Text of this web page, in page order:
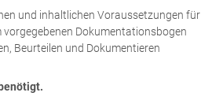
und inhaltlichen Voraussetzungen für
Dokumentationsbogen
Beurteilen und Dokumentieren